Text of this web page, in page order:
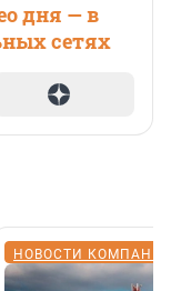
дня — в
сетях
НОВОСТИ